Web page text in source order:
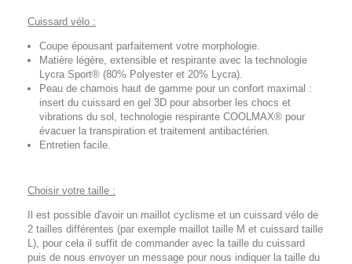
Cuissard vélo :
Coupe épousant parfaitement votre morphologie.
Matière légère, extensible et respirante avec la technologie
Lycra Sport® (80% Polyester et 20% Lycra).
Peau de chamois haut de gamme pour un confort maximal :
insert du cuissard en gel 3D pour absorber les chocs et
vibrations du sol, technologie respirante COOLMAX® pour
évacuer la transpiration et traitement antibactérien.
Entretien facile.
Choisir votre taille :
Il est possible d'avoir un maillot cyclisme et un cuissard vélo de
2 tailles différentes (par exemple maillot taille M et cuissard taille
L), pour cela il suffit de commander avec la taille du cuissard
puis de nous envoyer un message pour nous indiquer la taille du